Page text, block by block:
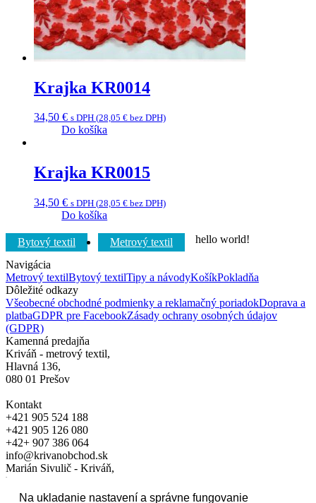
Na ukladanie nastavení a správne fungovanie
Krajka KR0014
34,50 € s DPH (28,05 € bez DPH)
Do košíka
Krajka KR0015
34,50 € s DPH (28,05 € bez DPH)
Do košíka
Bytový textil Metrový textil hello world!
Navigácia
Metrový textilBytový textilTipy a návodyKošíkPokladňa
Dôležité odkazy
Všeobecné obchodné podmienky a reklamačný poriadokDoprava a
platbaGDPR pre FacebookZásady ochrany osobných údajov
(GDPR)
Kamenná predajňa
Kriváň - metrový textil,
Hlavná 136,
080 01 Prešov
Kontakt
+421 905 524 188
+421 905 126 080
+42+ 907 386 064
info@krivanobchod.sk
Marián Sivulič - Kriváň,
Hlavná 136, 080 01 Prešov